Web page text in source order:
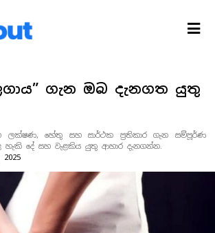
ගැන ඔබ දැනගත යුතු
ලක්ෂණ, හේතු සහ සාර්ථක ප්‍රතිකාර ගැන සම්පූර්ණ
දේ සහ වැළකිය යුතු ආහාර දැනගන්න.
2025